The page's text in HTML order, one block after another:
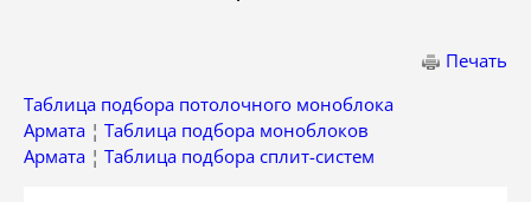
Печать
Таблица подбора потолочного моноблока
Армата ¦ Таблица подбора моноблоков
Армата ¦ Таблица подбора сплит-систем